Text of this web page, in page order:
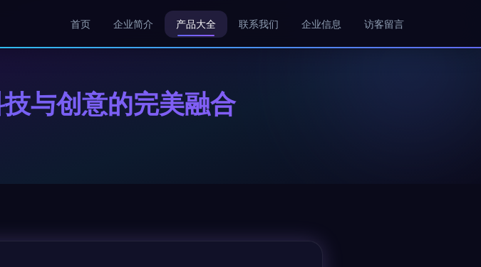
首页 企业简介 产品大全 联系我们 企业信息 访客留言
与创意的完美融合